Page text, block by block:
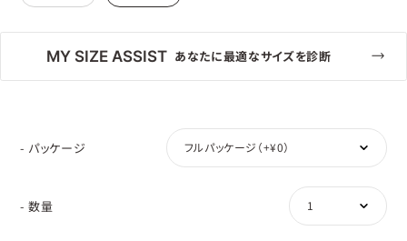
MY SIZE ASSIST あなたに最適なサイズを診断
- パッケージ
- 数量